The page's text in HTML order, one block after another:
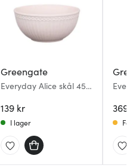
Greengate
Everyday Alice skål 45
139 kr
I lager
369
Få